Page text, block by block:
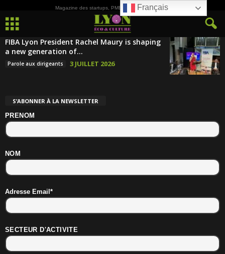
Magazine des startups, PME, ETI et de la Culture
FIBA Lyon President Rachel Maury is shaping
a new generation of...
Parole aux dirigeants 3 JUILLET 2026
S’ABONNER À LA NEWSLETTER
PRENOM
NOM
Adresse Email*
SECTEUR D'ACTIVITE
Français